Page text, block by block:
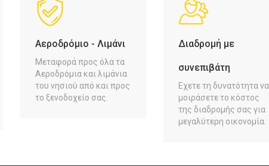
Αεροδρόμιο - Λιμάνι
Μεταφορά προς όλα τα
Αεροδρόμια και λιμάνια
του νησιού από και προς
το ξενοδοχείο σας.
Διαδρομή με
συνεπιβάτη
Εχετε τη δυνατότητα να
μοιράσετε το κόστος
της διαδρομής σας για
μεγαλύτερη οικονομία.